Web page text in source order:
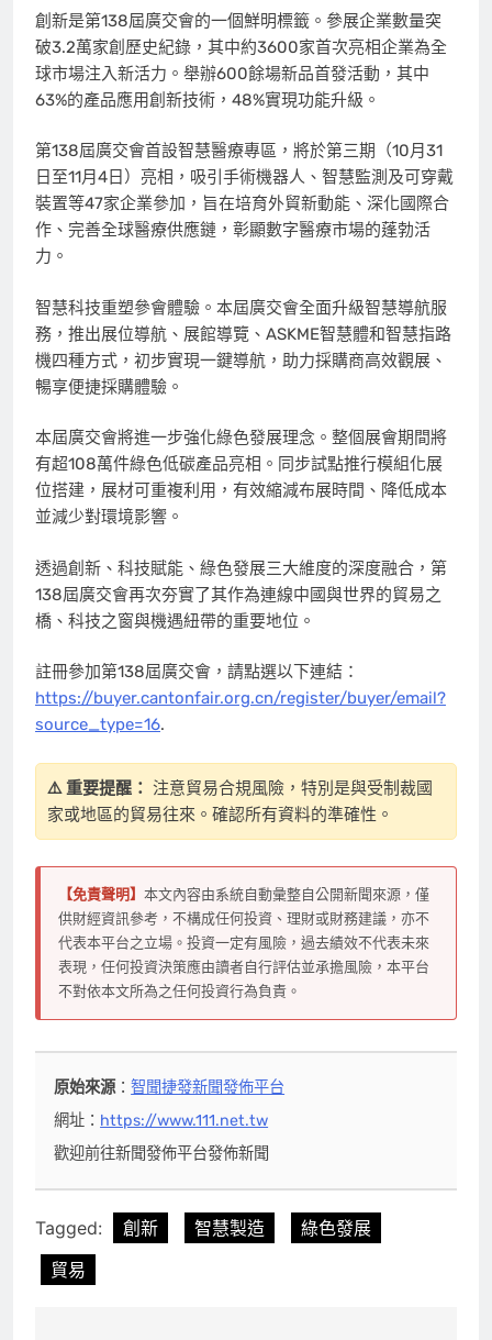
創新是第138屆廣交會的一個鮮明標籤。參展企業數量突
破3.2萬家創歷史紀錄，其中約3600家首次亮相企業為全
球市場注入新活力。舉辦600餘場新品首發活動，其中
63%的產品應用創新技術，48%實現功能升級。
第138屆廣交會首設智慧醫療專區，將於第三期（10月31
日至11月4日）亮相，吸引手術機器人、智慧監測及可穿戴
裝置等47家企業參加，旨在培育外貿新動能、深化國際合
作、完善全球醫療供應鏈，彰顯數字醫療市場的蓬勃活
力。
智慧科技重塑參會體驗。本屆廣交會全面升級智慧導航服
務，推出展位導航、展館導覽、ASKME智慧體和智慧指路
機四種方式，初步實現一鍵導航，助力採購商高效觀展、
暢享便捷採購體驗。
本屆廣交會將進一步強化綠色發展理念。整個展會期間將
有超108萬件綠色低碳產品亮相。同步試點推行模組化展
位搭建，展材可重複利用，有效縮減布展時間、降低成本
並減少對環境影響。
透過創新、科技賦能、綠色發展三大維度的深度融合，第
138屆廣交會再次夯實了其作為連線中國與世界的貿易之
橋、科技之窗與機遇紐帶的重要地位。
註冊參加第138屆廣交會，請點選以下連結：
https://buyer.cantonfair.org.cn/register/buyer/email?
source_type=16.
⚠️ 重要提醒： 注意貿易合規風險，特別是與受制裁國
家或地區的貿易往來。確認所有資料的準確性。
【免責聲明】 本文內容由系統自動彙整自公開新聞來源，僅
供財經資訊參考，不構成任何投資、理財或財務建議，亦不
代表本平台之立場。投資一定有風險，過去績效不代表未來
表現，任何投資決策應由讀者自行評估並承擔風險，本平台
不對依本文所為之任何投資行為負責。
原始來源：智聞捷發新聞發佈平台
網址： https://www.111.net.tw
歡迎前往新聞發佈平台發佈新聞
Tagged: 創新 智慧製造
綠色發展
貿易